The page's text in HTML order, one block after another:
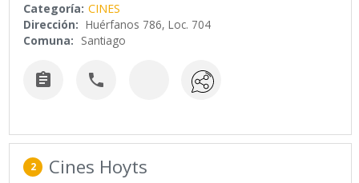
Categoría: CINES
Dirección: Huérfanos 786, Loc. 704
Comuna: Santiago
 
2 Cines Hoyts